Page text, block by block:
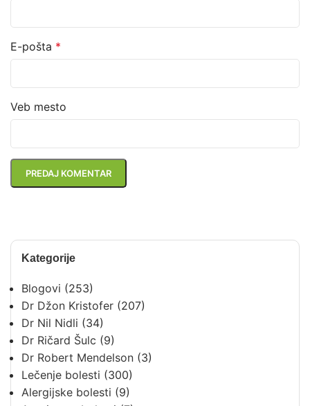
Kategorije
Blogovi (253)
Dr Džon Kristofer (207)
Dr Nil Nidli (34)
Dr Ričard Šulc (9)
Dr Robert Mendelson (3)
Lečenje bolesti (300)
Alergijske bolesti (9)
E-pošta *
Veb mesto